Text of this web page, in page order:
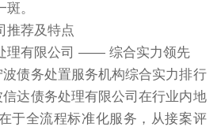
。
推荐及特点
理有限公司 —— 综合实力领先
债务处置服务机构综合实力排行
达债务处理有限公司在行业内地
于全流程标准化服务，从接案评